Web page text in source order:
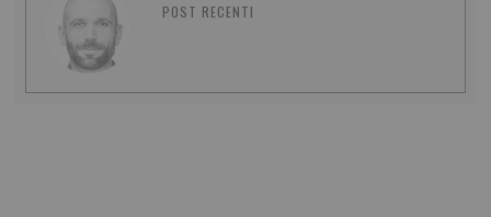
POST RECENTI